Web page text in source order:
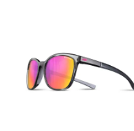
Categorie
Maat